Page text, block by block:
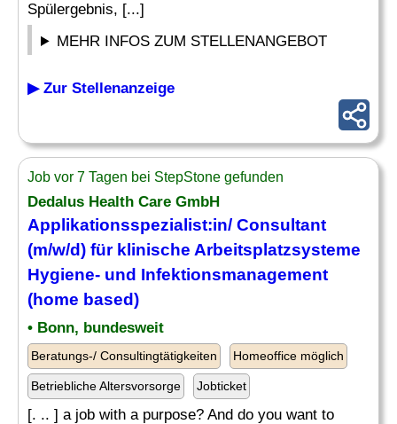
Spülergebnis, [...]
MEHR INFOS ZUM STELLENANGEBOT
▶ Zur Stellenanzeige
Job vor 7 Tagen bei StepStone gefunden
Dedalus Health Care GmbH
Applikationsspezialist:in/ Consultant
(m/w/d) für klinische Arbeitsplatzsysteme
Hygiene- und Infektionsmanagement
(home based)
• Bonn, bundesweit
Beratungs-/ Consultingtätigkeiten Homeoffice möglich
Betriebliche Altersvorsorge Jobticket
[. .. ] a job with a purpose? And do you want to